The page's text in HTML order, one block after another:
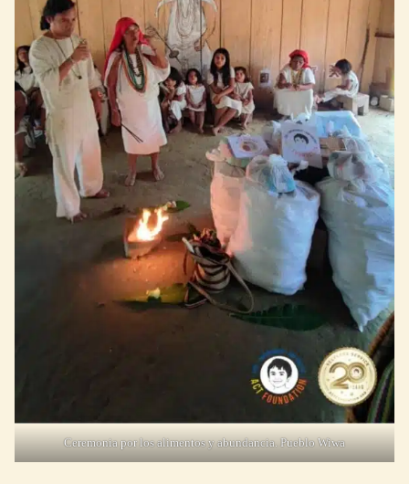
Ceremonia por los alimentos y abundancia. Pueblo Wiwa